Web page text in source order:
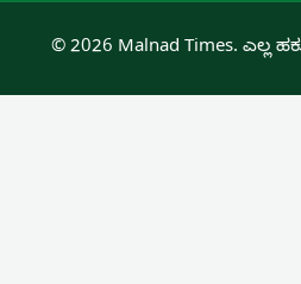
© 2026 Malnad Times. ಎಲ್ಲ